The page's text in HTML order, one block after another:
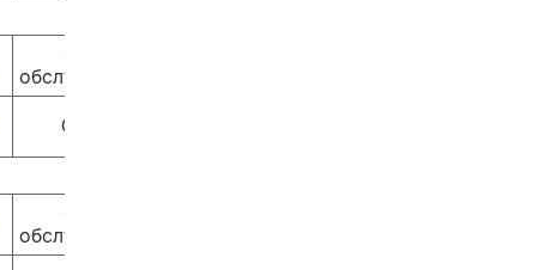
Залы
обслуживания
Ошпи
Залы
обслуживания